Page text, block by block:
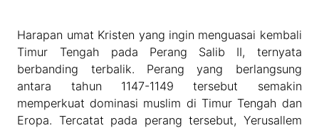
Harapan umat Kristen yang ingin menguasai kembali
Timur Tengah pada Perang Salib II, ternyata
berbanding terbalik. Perang yang berlangsung
antara tahun 1147-1149 tersebut semakin
memperkuat dominasi muslim di Timur Tengah dan
Eropa. Tercatat pada perang tersebut, Yerusallem